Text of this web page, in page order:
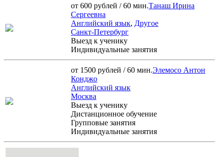
от 600 рублей / 60 мин.Танаш Ирина
Сергеевна
Английский язык, Другое
Санкт-Петербург
Выезд к ученику
Индивидуальные занятия
от 1500 рублей / 60 мин.Элемосо Антон
Конджо
Английский язык
Москва
Выезд к ученику
Дистанционное обучение
Групповые занятия
Индивидуальные занятия